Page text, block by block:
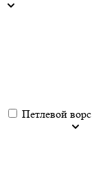
Петлевой ворс